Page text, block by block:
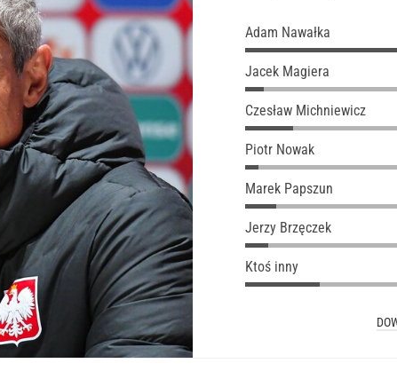
Adam Nawałka
Jacek Magiera
Czesław Michniewicz
Piotr Nowak
Marek Papszun
Jerzy Brzęczek
Ktoś inny